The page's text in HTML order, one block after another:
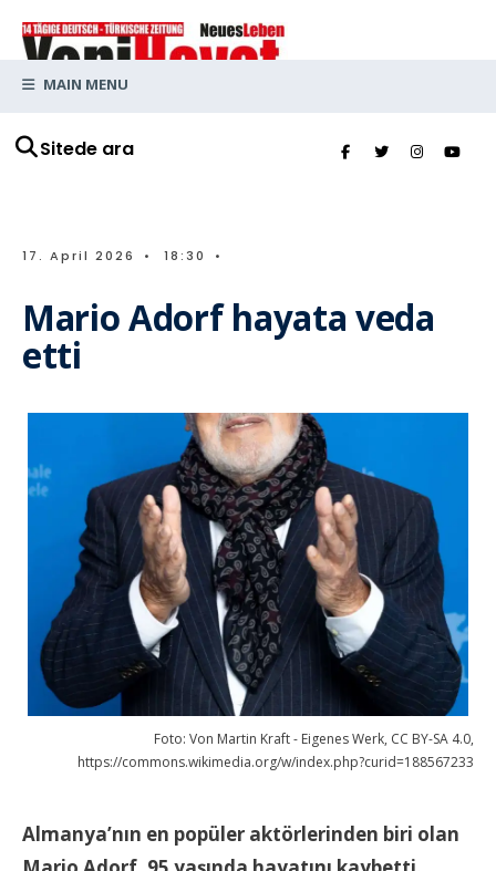
Sitede ara
MAIN MENU
17. April 2026 • 18:30 •
Mario Adorf hayata veda
etti
Foto: Von Martin Kraft - Eigenes Werk, CC BY-SA 4.0,
https://commons.wikimedia.org/w/index.php?curid=188567233
Almanya’nın en popüler aktörlerinden biri olan